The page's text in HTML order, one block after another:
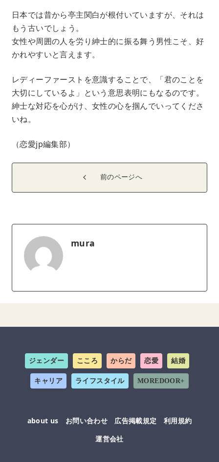
日本では昔から亭主関白が根付いていますが、それは
もう古いでしょう。
女性や周囲の人を労り紳士的に振る舞う男性こそ、好
かれやすいと言えます。
レディーファーストを意識することで、「君のことを
大切にしているよ」という意思表明にもなるのです。
紳士な対応を心がけ、女性の心を掴んでいってくださ
いね。
（恋愛jp編集部）
前のページへ
mura
ジェンダー こころ からだ 恋愛 結婚
キャリア ライフスタイル MOREDOOR+
about us お問い合わせ 広告掲載規定
利用規約
運営会社